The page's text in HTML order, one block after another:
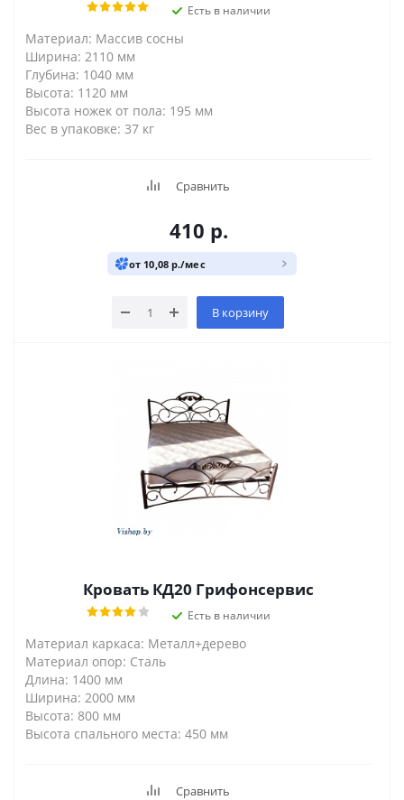
Есть в наличии
Материал: Массив сосны
Ширина: 2110 мм
Глубина: 1040 мм
Высота: 1120 мм
Высота ножек от пола: 195 мм
Вес в упаковке: 37 кг
Сравнить
410 р.
от 10,08 р./мес
В корзину
Кровать КД20 Грифонсервис
Есть в наличии
Материал каркаса: Металл+дерево
Материал опор: Сталь
Длина: 1400 мм
Ширина: 2000 мм
Высота: 800 мм
Высота спального места: 450 мм
Сравнить